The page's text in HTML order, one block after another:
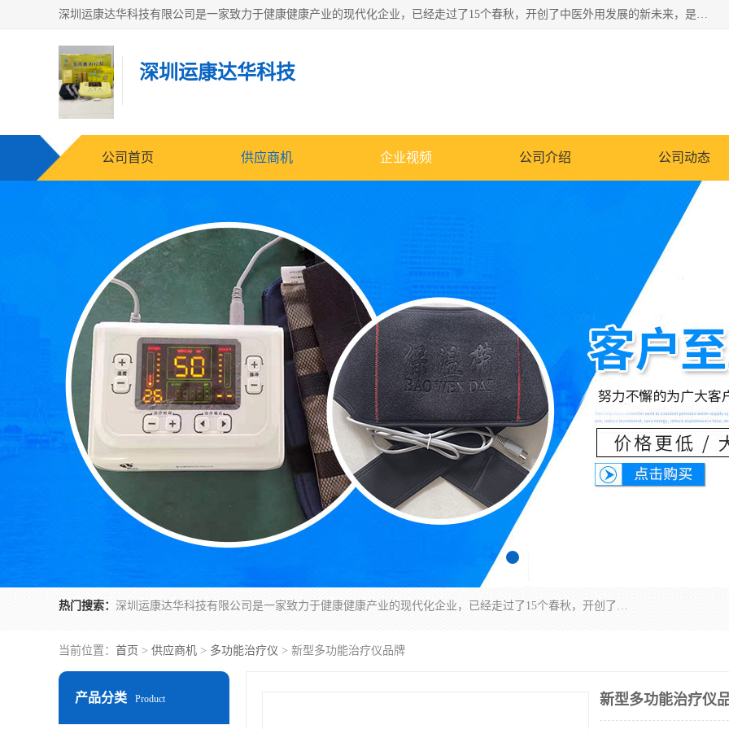
深圳运康达华科技有限公司是一家致力于健康健康产业的现代化企业，已经走过了15个春秋，开创了中医外用发展的新未来，是专业从事中医医疗仪器的研发、生产、销售、服务为一体的子公司，在医疗器械的设计、开发和生产方面率先引进国际先进技术和好的科技人员，先后开发出了场效应治疗仪、多功能治疗仪、颈椎治疗仪、腰椎治疗仪、增效垫等多个系列。
深圳运康达华科技
公司首页 供应商机 企业视频 公司介绍 公司动态
热门搜索： 深圳运康达华科技有限公司是一家致力于健康健康产业的现代化企业，已经走过了15个春秋，开创了中医外用发展的新未来，是专业从事中医医疗仪器的研发、生产、销售、服务为一体的子公司，在医疗器械的设计、开发和生产方面率先引进国际先进技术和好的科技人员，先后开发出了场效应治疗仪、多功能治疗仪、颈椎治疗仪、腰椎治疗仪、增效垫等多个系列。
当前位置： 首页 > 供应商机 > 多功能治疗仪 > 新型多功能治疗仪品牌
产品分类 Product 新型多功能治疗仪